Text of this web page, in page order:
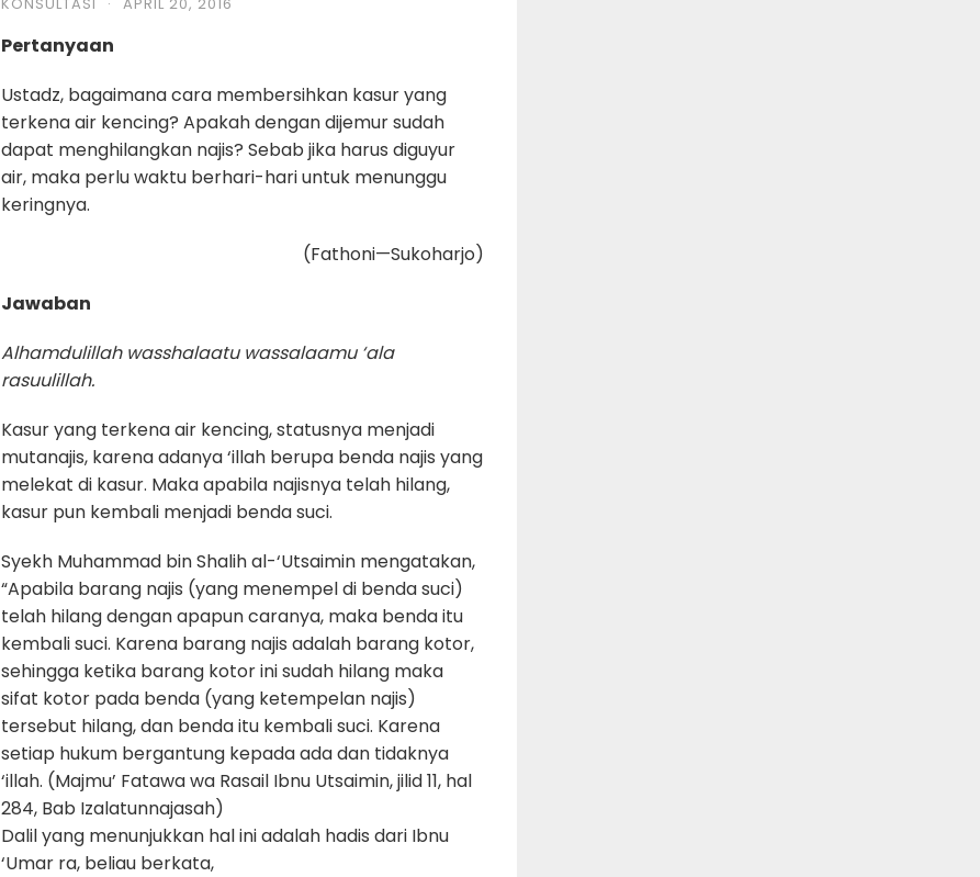
Pertanyaan
Ustadz, bagaimana cara membersihkan kasur yang
terkena air kencing? Apakah dengan dijemur sudah
dapat menghilangkan najis? Sebab jika harus diguyur
air, maka perlu waktu berhari-hari untuk menunggu
keringnya.
(Fathoni—Sukoharjo)
Jawaban
Alhamdulillah wasshalaatu wassalaamu ‘ala
rasuulillah.
Kasur yang terkena air kencing, statusnya menjadi
mutanajis, karena adanya ‘illah berupa benda najis yang
melekat di kasur. Maka apabila najisnya telah hilang,
kasur pun kembali menjadi benda suci.
Syekh Muhammad bin Shalih al-‘Utsaimin mengatakan,
“Apabila barang najis (yang menempel di benda suci)
telah hilang dengan apapun caranya, maka benda itu
kembali suci. Karena barang najis adalah barang kotor,
sehingga ketika barang kotor ini sudah hilang maka
sifat kotor pada benda (yang ketempelan najis)
tersebut hilang, dan benda itu kembali suci. Karena
setiap hukum bergantung kepada ada dan tidaknya
‘illah. (Majmu’ Fatawa wa Rasail Ibnu Utsaimin, jilid 11, hal
284, Bab Izalatunnajasah)
Dalil yang menunjukkan hal ini adalah hadis dari Ibnu
‘Umar ra, beliau berkata,